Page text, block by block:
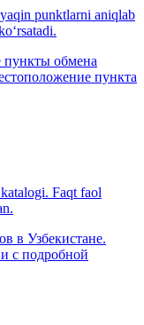
punktlarni aniqlab
обмена
пункта
Faqt faol
в Узбекистане.
с подробной